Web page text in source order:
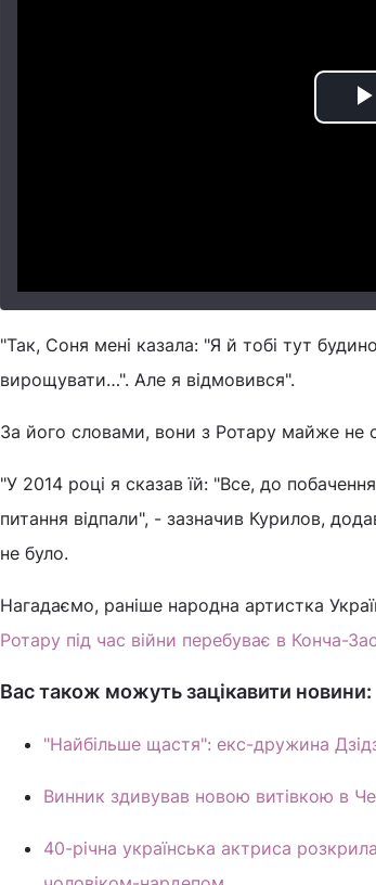
"Так, Соня мені казала: "Я й тобі тут
вирощувати…". Але я відмовився".
За його словами, вони з Ротару майже не
"У 2014 році я сказав їй: "Все, до
питання відпали", - зазначив Курилов,
не було.
Нагадаємо, раніше народна артистка
Ротару під час війни перебуває в Конча-
Вас також можуть зацікавити новини:
"Найбільше щастя": екс-дружина
Винник здивував новою витівкою в
40-річна українська актриса